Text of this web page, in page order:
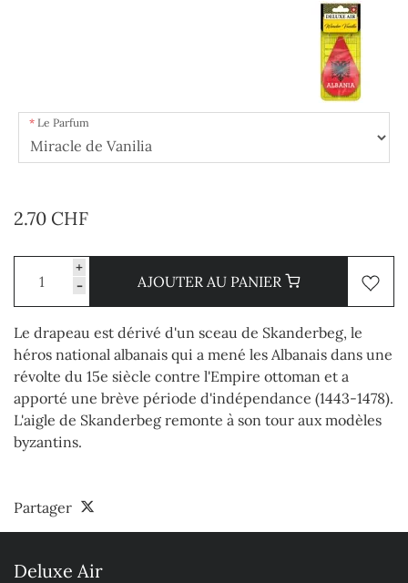
Le Parfum
2.70 CHF
+
-
AJOUTER AU PANIER
Le drapeau est dérivé d'un sceau de Skanderbeg, le
héros national albanais qui a mené les Albanais dans une
révolte du 15e siècle contre l'Empire ottoman et a
apporté une brève période d'indépendance (1443-1478).
L'aigle de Skanderbeg remonte à son tour aux modèles
byzantins.
Partager
Deluxe Air